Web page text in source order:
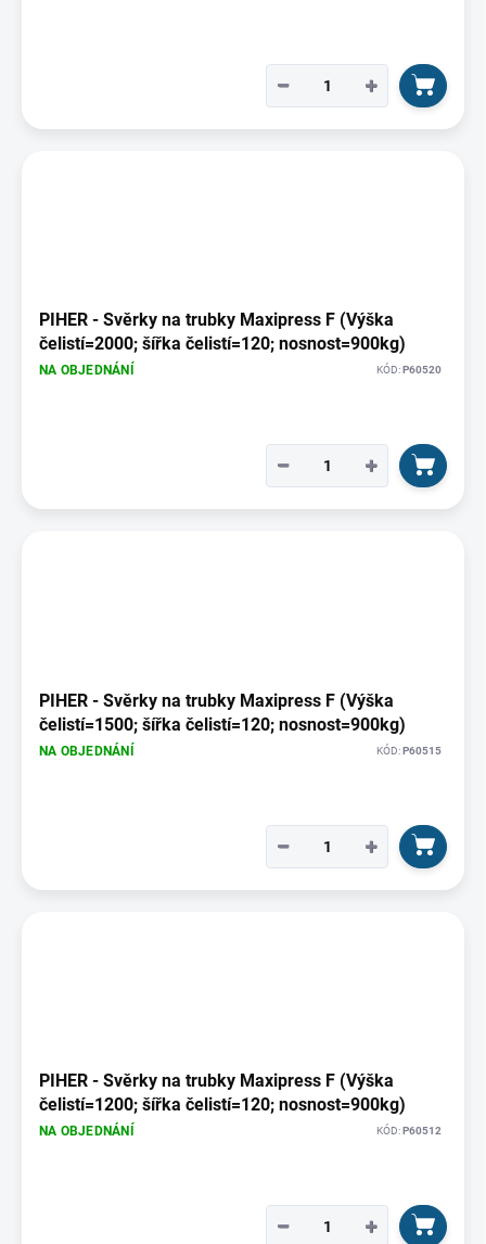
+
−
PIHER - Svěrky na trubky Maxipress F (Výška
čelistí=2000; šířka čelistí=120; nosnost=900kg)
NA OBJEDNÁNÍ KÓD: P60520
+
−
PIHER - Svěrky na trubky Maxipress F (Výška
čelistí=1500; šířka čelistí=120; nosnost=900kg)
NA OBJEDNÁNÍ KÓD:P60515
+
−
PIHER - Svěrky na trubky Maxipress F (Výška
čelistí=1200; šířka čelistí=120; nosnost=900kg)
NA OBJEDNÁNÍ KÓD:P60512
+
−